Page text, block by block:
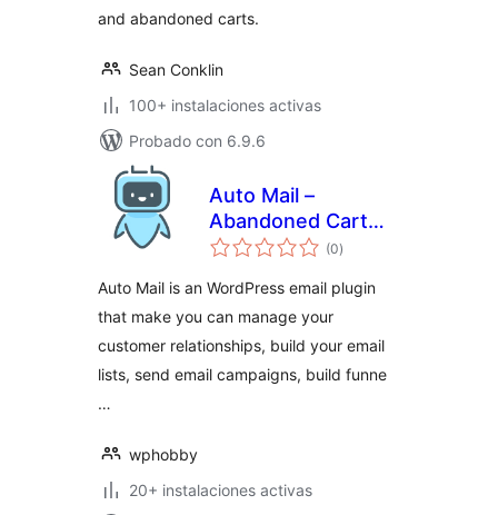
and abandoned carts.
Sean Conklin
100+ instalaciones activas
Probado con 6.9.6
Auto Mail –
Abandoned Cart
Recovery,
& Marketing
Automation for
WooCommerce
(0total
de
)
Auto Mail is an WordPress email plugin
that make you can manage your
customer relationships, build your email
lists, send email campaigns, build funne
…
wphobby
20+ instalaciones activas